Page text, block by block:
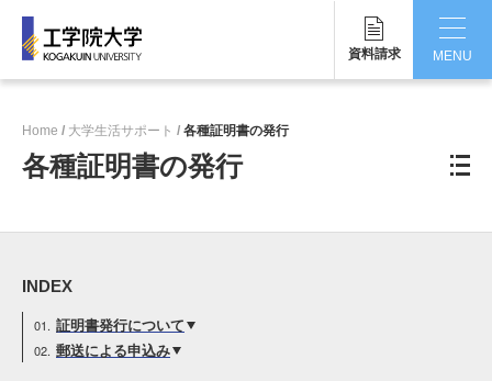
資料請求
MENU
国際交流・留学
研究・産学連携
Home 大学生活サポート 各種証明書の発行
各種証明書の発行
INDEX
証明書発行について
郵送による申込み